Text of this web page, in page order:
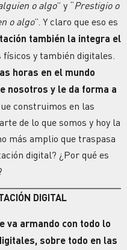
o algo” y “Prestigio o
o algo”. Y claro que eso es
también la integra el
físicos y también digitales.
horas en el mundo
nosotros y le da forma a
construimos en las
de lo que somos y hoy la
más amplio que traspasa
digital? ¿Por qué es
DIGITAL
va armando con todo lo
sobre todo en las